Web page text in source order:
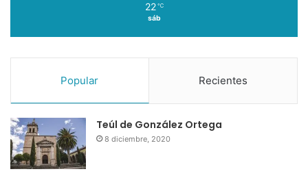
22 ℃
sáb
Popular Recientes
Teúl de González Ortega
8 diciembre, 2020